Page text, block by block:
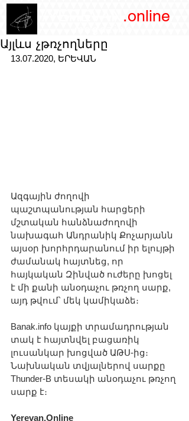
.online
Այլևս չթռչողները
13.07.2020, ԵՐԵՎԱՆ
Ազգային ժողովի
պաշտպանության հարցերի
մշտական հանձնաժողովի
նախագահ Անդրանիկ Քոչարյանն
այսօր խորհրդարանում իր ելույթի
ժամանակ հայտնեց, որ
հայկական Զինված ուժերը խոցել
է մի քանի անօդաչու թռչող սարք,
այդ թվում՝ մեկ կամիկաձե։
Banak.info կայքի տրամադրության
տակ է հայտնվել բացառիկ
լուսանկար խոցված ԱԹՍ-ից։
Նախնական տվյալներով սարքը
Thunder-B տեսակի անօդաչու թռչող
սարք է։
Yerevan.Online